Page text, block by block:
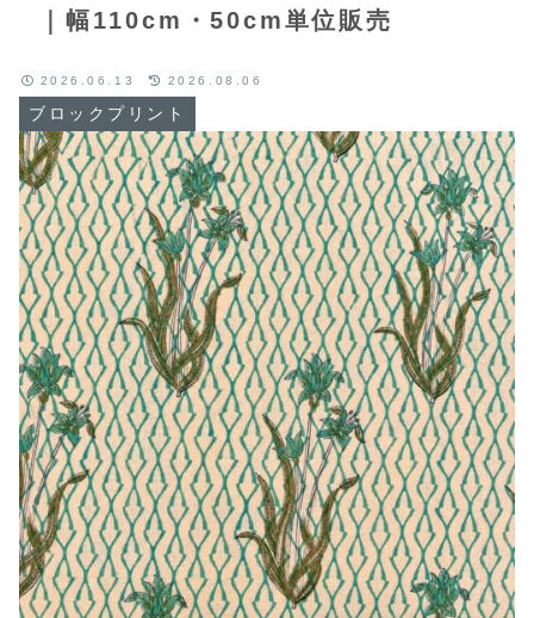
｜幅110cm・50cm単位販売
ブロックプリント
2026.06.13 2026.08.06